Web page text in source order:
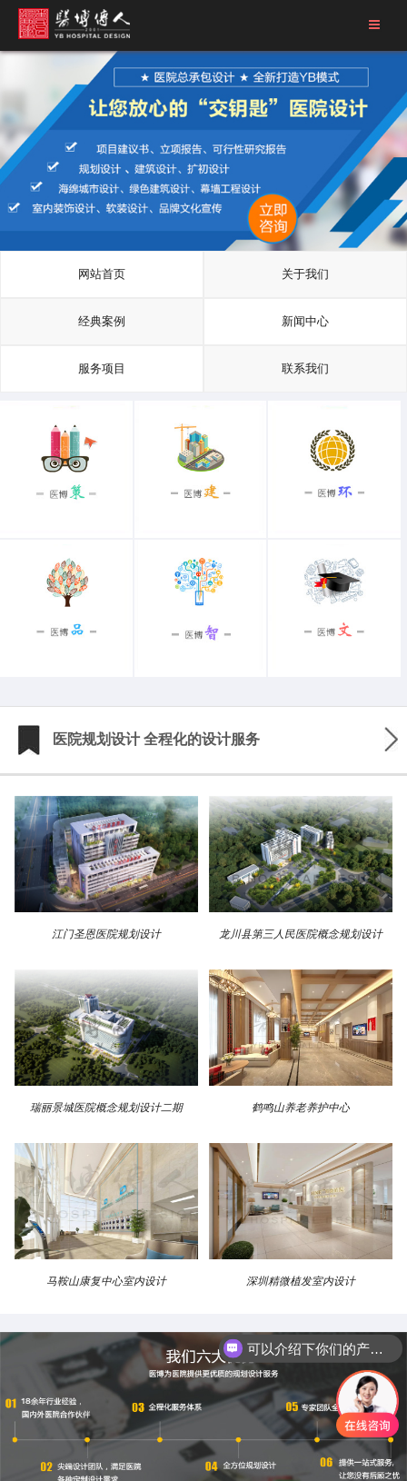
医学影像中心 健康中心
网站首页 关于我们
经典案例 新闻中心
服务项目 联系我们
医院规划设计 全程化的设计服务
江门圣恩医院规划设计 龙川县第三人民医院概念规划设计
瑞丽景城医院概念规划设计二期 鹤鸣山养老养护中心
马鞍山康复中心室内设计 深圳精微植发室内设计
可以介绍下你们的产品么